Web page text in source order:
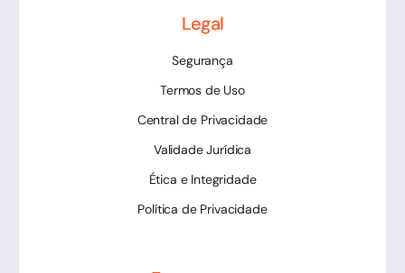
Legal
Segurança
Termos de Uso
Central de Privacidade
Validade Jurídica
Ética e Integridade
Política de Privacidade